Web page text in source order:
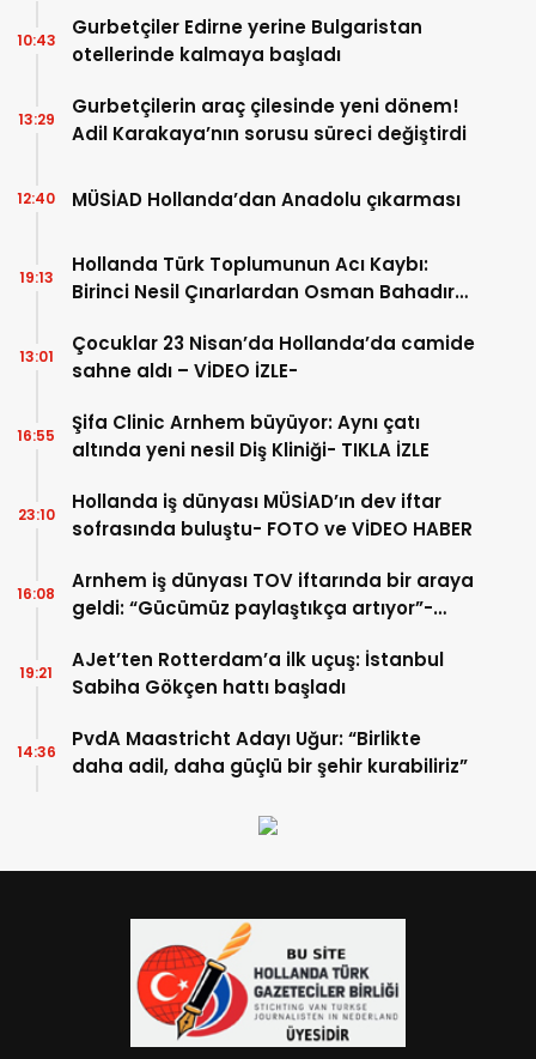
Gurbetçiler Edirne yerine Bulgaristan
otellerinde kalmaya başladı
10:43
Gurbetçilerin araç çilesinde yeni dönem!
Adil Karakaya’nın sorusu süreci değiştirdi
13:29
MÜSİAD Hollanda’dan Anadolu çıkarması
12:40
Hollanda Türk Toplumunun Acı Kaybı:
Birinci Nesil Çınarlardan Osman Bahadır
19:13
Çocuklar 23 Nisan’da Hollanda’da camide
sahne aldı – VİDEO İZLE-
13:01
Şifa Clinic Arnhem büyüyor: Aynı çatı
altında yeni nesil Diş Kliniği- TIKLA İZLE
16:55
Hollanda iş dünyası MÜSİAD’ın dev iftar
sofrasında buluştu- FOTO ve VİDEO HABER
23:10
Arnhem iş dünyası TOV iftarında bir araya
geldi: “Gücümüz paylaştıkça artıyor”-
16:08
AJet’ten Rotterdam’a ilk uçuş: İstanbul
Sabiha Gökçen hattı başladı
19:21
PvdA Maastricht Adayı Uğur: “Birlikte
daha adil, daha güçlü bir şehir kurabiliriz”
14:36